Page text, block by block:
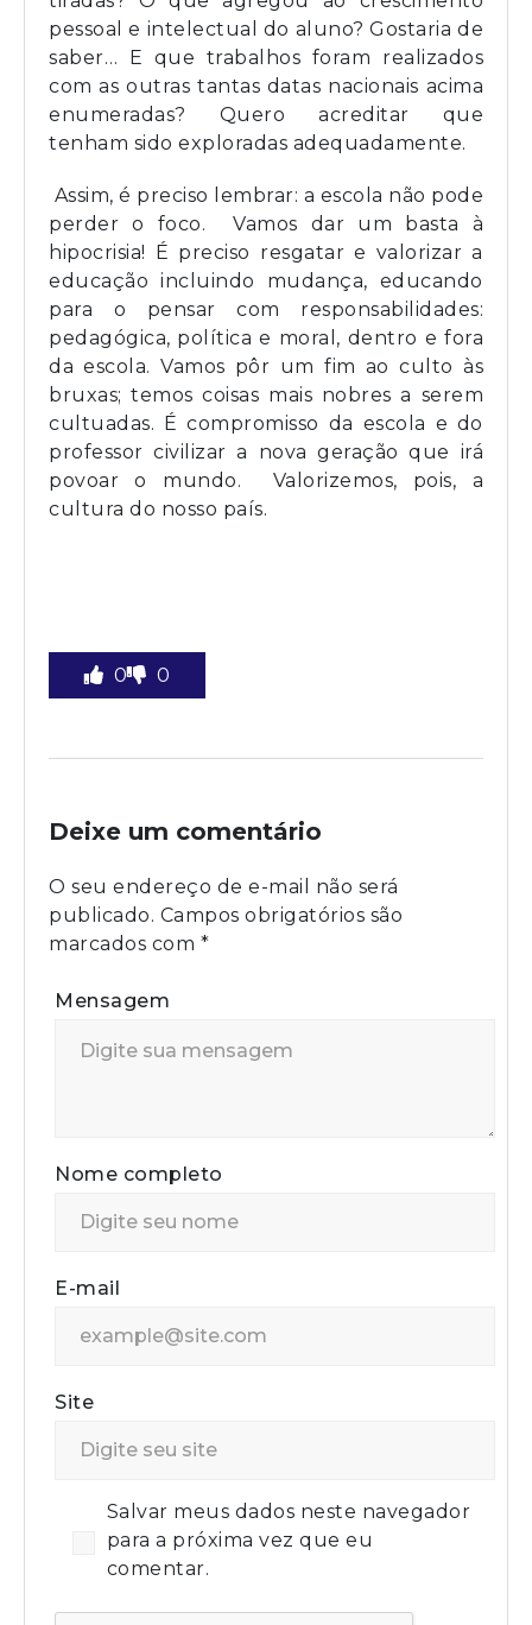
pessoal e intelectual do aluno? Gostaria de
saber… E que trabalhos foram realizados
com as outras tantas datas nacionais acima
enumeradas? Quero acreditar que
tenham sido exploradas adequadamente.
Assim, é preciso lembrar: a escola não pode
perder o foco.
Vamos dar um basta à
hipocrisia! É preciso resgatar e valorizar a
educação incluindo mudança, educando
para o pensar com responsabilidades:
pedagógica, política e moral, dentro e fora
da escola. Vamos pôr um fim ao culto às
bruxas; temos coisas mais nobres a serem
cultuadas. É compromisso da escola e do
professor civilizar a nova geração que irá
povoar o mundo. Valorizemos, pois, a
cultura do nosso país.
0 0
Deixe um comentário
O seu endereço de e-mail não será
publicado. Campos obrigatórios são
marcados com *
Mensagem
Nome completo
E-mail
Site
Salvar meus dados neste navegador
para a próxima vez que eu
comentar.